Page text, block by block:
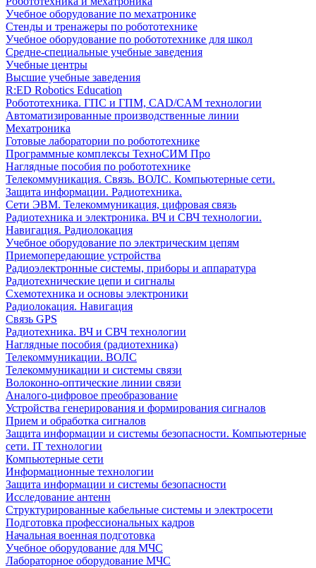
Учебное оборудование по мехатронике
Стенды и тренажеры по робототехнике
Учебное оборудование по робототехнике для школ
Средне-специальные учебные заведения
Учебные центры
Высшие учебные заведения
R:ED Robotics Education
Робототехника. ГПС и ГПМ, CAD/CAM технологии
Автоматизированные производственные линии
Мехатроника
Готовые лаборатории по робототехнике
Программные комплексы ТехноСИМ Про
Наглядные пособия по робототехнике
Телекоммуникация. Связь. ВОЛС. Компьютерные сети.
Защита информации. Радиотехника.
Сети ЭВМ. Телекоммуникация, цифровая связь
Радиотехника и электроника. ВЧ и СВЧ технологии.
Навигация. Радиолокация
Учебное оборудование по электрическим цепям
Приемопередающие устройства
Радиоэлектронные системы, приборы и аппаратура
Радиотехнические цепи и сигналы
Схемотехника и основы электроники
Радиолокация. Навигация
Связь GPS
Радиотехника. ВЧ и СВЧ технологии
Наглядные пособия (радиотехника)
Телекоммуникации. ВОЛС
Телекоммуникации и системы связи
Волоконно-оптические линии связи
Аналого-цифровое преобразование
Устройства генерирования и формирования сигналов
Прием и обработка сигналов
Защита информации и системы безопасности. Компьютерные
сети. IT технологии
Компьютерные сети
Информационные технологии
Защита информации и системы безопасности
Исследование антенн
Структурированные кабельные системы и электросети
Подготовка профессиональных кадров
Начальная военная подготовка
Учебное оборудование для МЧС
Лабораторное оборудование МЧС